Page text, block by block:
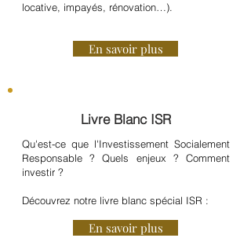
locative, impayés, rénovation…).
En savoir plus
Livre Blanc ISR
Qu'est-ce que l'Investissement Socialement
Responsable ? Quels enjeux ? Comment
investir ?
Découvrez notre livre blanc spécial ISR :
En savoir plus